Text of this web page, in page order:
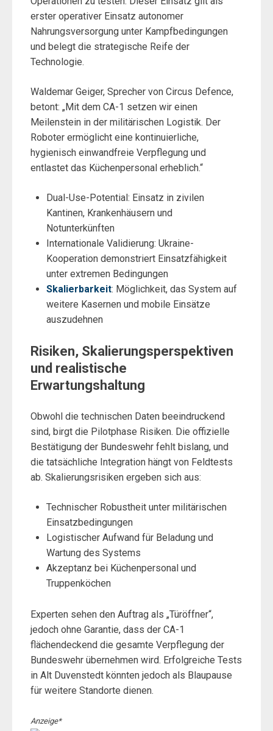
erster operativer Einsatz autonomer
Nahrungsversorgung unter Kampfbedingungen
und belegt die strategische Reife der
Technologie.
Waldemar Geiger, Sprecher von Circus Defence,
betont: „Mit dem CA-1 setzen wir einen
Meilenstein in der militärischen Logistik. Der
Roboter ermöglicht eine kontinuierliche,
hygienisch einwandfreie Verpflegung und
entlastet das Küchenpersonal erheblich.“
Dual-Use-Potential: Einsatz in zivilen
Kantinen, Krankenhäusern und
Notunterkünften
Internationale Validierung: Ukraine-
Kooperation demonstriert Einsatzfähigkeit
unter extremen Bedingungen
Skalierbarkeit: Möglichkeit, das System auf
weitere Kasernen und mobile Einsätze
auszudehnen
Risiken, Skalierungsperspektiven
und realistische
Erwartungshaltung
Obwohl die technischen Daten beeindruckend
sind, birgt die Pilotphase Risiken. Die offizielle
Bestätigung der Bundeswehr fehlt bislang, und
die tatsächliche Integration hängt von Feldtests
ab. Skalierungsrisiken ergeben sich aus:
Technischer Robustheit unter militärischen
Einsatzbedingungen
Logistischer Aufwand für Beladung und
Wartung des Systems
Akzeptanz bei Küchenpersonal und
Truppenköchen
Experten sehen den Auftrag als „Türöffner“,
jedoch ohne Garantie, dass der CA-1
flächendeckend die gesamte Verpflegung der
Bundeswehr übernehmen wird. Erfolgreiche Tests
in Alt Duvenstedt könnten jedoch als Blaupause
für weitere Standorte dienen.
Anzeige*